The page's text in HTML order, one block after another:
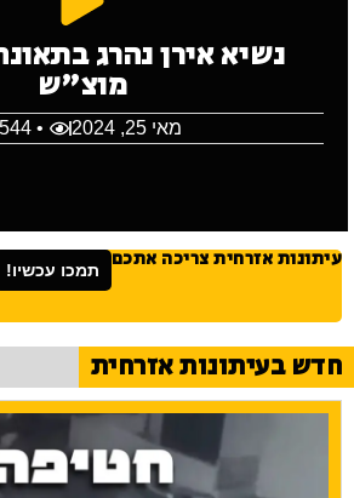
נשיא אירן נהרג
מוצ"ש
מאי 25, 2024 • 4,544
עיתונות אזרחית צריכה אתכם תמכו עכשיו!
חדש בעיתונות אזרחית